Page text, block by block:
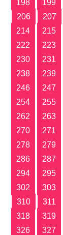
198
199
206
207
214
215
222
223
230
231
238
239
246
247
254
255
262
263
270
271
278
279
286
287
294
295
302
303
310
311
318
319
326
327